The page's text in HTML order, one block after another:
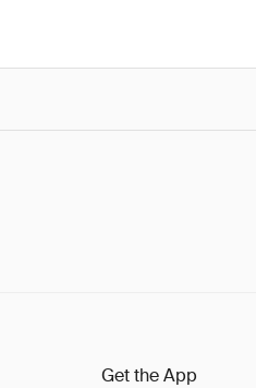
Get the App